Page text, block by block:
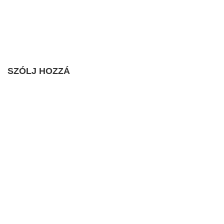
SZÓLJ HOZZÁ